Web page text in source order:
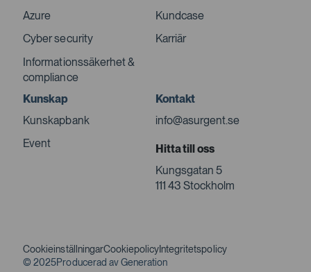
Azure
Cyber security
Informationssäkerhet &
compliance
Kundcase
Karriär
Kunskap
Kunskapbank
Event
Kontakt
info@asurgent.se
Hitta till oss
Kungsgatan 5
111 43 Stockholm
CookieinställningarCookiepolicyIntegritetspolicy
© 2025Producerad av Generation